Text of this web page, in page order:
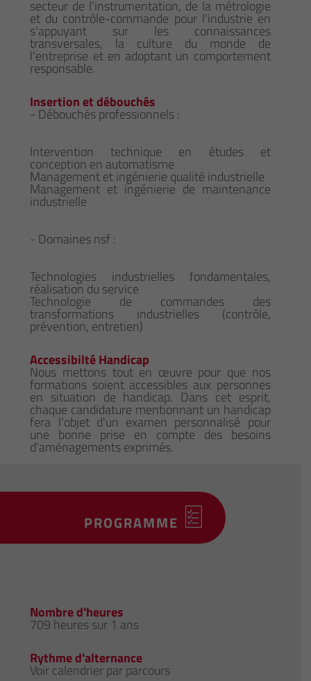
secteur de l'instrumentation, de la métrologie
et du contrôle-commande pour l'industrie en
s'appuyant sur les connaissances
transversales, la culture du monde de
l'entreprise et en adoptant un comportement
responsable.
Insertion et débouchés
- Débouchés professionnels :
Intervention technique en études et
conception en automatisme
Management et ingénierie qualité industrielle
Management et ingénierie de maintenance
industrielle
- Domaines nsf :
Technologies industrielles fondamentales,
réalisation du service
Technologie de commandes des
transformations industrielles (contrôle,
prévention, entretien)
Accessibilté Handicap
Nous mettons tout en œuvre pour que nos
formations soient accessibles aux personnes
en situation de handicap. Dans cet esprit,
chaque candidature mentionnant un handicap
fera l'objet d'un examen personnalisé pour
une bonne prise en compte des besoins
d’aménagements exprimés.
PROGRAMME
Nombre d'heures
709 heures sur 1 ans
Rythme d'alternance
Voir calendrier par parcours